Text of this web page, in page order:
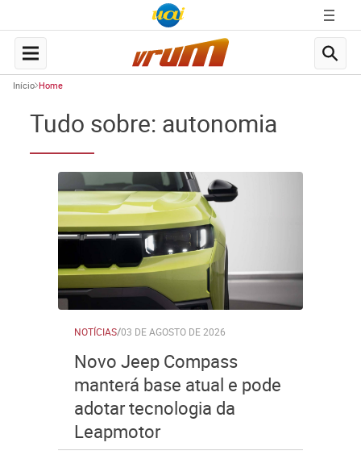
Início Home
Tudo sobre: autonomia
NOTÍCIAS/03 DE AGOSTO DE 2026
Novo Jeep Compass
manterá base atual e pode
adotar tecnologia da
Leapmotor